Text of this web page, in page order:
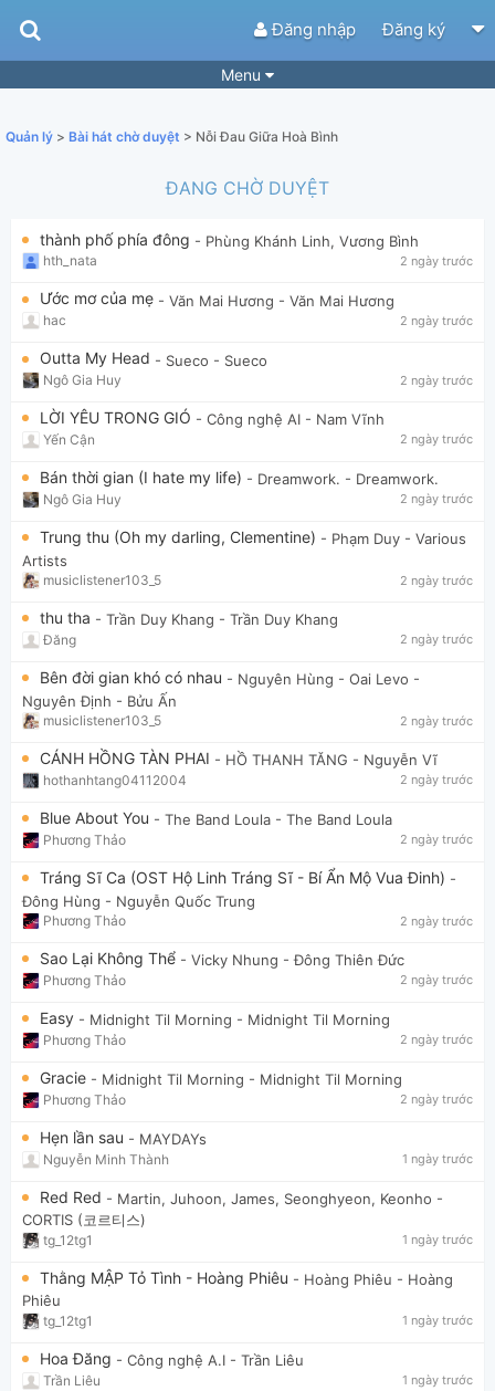
Đăng nhập Đăng ký
Menu
Tìm theo hợp âm Tải ứng dụng
Yêu cầu hợp âm
Tắt quảng cáo
Quản lý > Bài hát chờ duyệt > Nỗi Đau Giữa Hoà Bình
ĐANG CHỜ DUYỆT
thành phố phía đông - Phùng Khánh Linh, Vương Bình
hth_nata 2 ngày trước
Ước mơ của mẹ - Văn Mai Hương - Văn Mai Hương
hac 2 ngày trước
Outta My Head - Sueco - Sueco
Ngô Gia Huy 2 ngày trước
LỜI YÊU TRONG GIÓ - Công nghệ AI - Nam Vĩnh
Yến Cận 2 ngày trước
Bán thời gian (I hate my life) - Dreamwork. - Dreamwork.
Ngô Gia Huy 2 ngày trước
Trung thu (Oh my darling, Clementine) - Phạm Duy - Various
Artists
musiclistener103_5 2 ngày trước
thu tha - Trần Duy Khang - Trần Duy Khang
Đăng 2 ngày trước
Bên đời gian khó có nhau - Nguyên Hùng - Oai Levo -
Nguyên Định - Bửu Ấn
musiclistener103_5 2 ngày trước
CÁNH HỒNG TÀN PHAI - HỒ THANH TĂNG - Nguyễn Vĩ
hothanhtang04112004 2 ngày trước
Blue About You - The Band Loula - The Band Loula
Phương Thảo 2 ngày trước
Tráng Sĩ Ca (OST Hộ Linh Tráng Sĩ - Bí Ẩn Mộ Vua Đinh) -
Đông Hùng - Nguyễn Quốc Trung
Phương Thảo 2 ngày trước
Sao Lại Không Thể - Vicky Nhung - Đông Thiên Đức
Phương Thảo 2 ngày trước
Easy - Midnight Til Morning - Midnight Til Morning
Phương Thảo 2 ngày trước
Gracie - Midnight Til Morning - Midnight Til Morning
Phương Thảo 2 ngày trước
Hẹn lần sau - MAYDAYs
Nguyễn Minh Thành 1 ngày trước
Red Red - Martin, Juhoon, James, Seonghyeon, Keonho -
CORTIS (코르티스)
tg_12tg1 1 ngày trước
Thằng MẬP Tỏ Tình - Hoàng Phiêu - Hoàng Phiêu - Hoàng
Phiêu
tg_12tg1 1 ngày trước
Hoa Đăng - Công nghệ A.I - Trần Liêu
Trần Liêu 1 ngày trước